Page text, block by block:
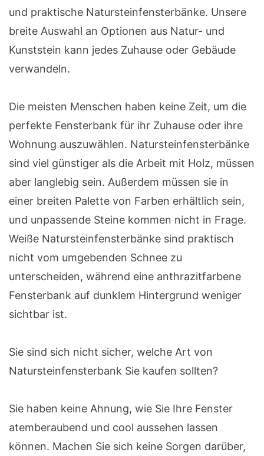
und praktische Natursteinfensterbänke. Unsere
breite Auswahl an Optionen aus Natur- und
Kunststein kann jedes Zuhause oder Gebäude
verwandeln.
Die meisten Menschen haben keine Zeit, um die
perfekte Fensterbank für ihr Zuhause oder ihre
Wohnung auszuwählen. Natursteinfensterbänke
sind viel günstiger als die Arbeit mit Holz, müssen
aber langlebig sein. Außerdem müssen sie in
einer breiten Palette von Farben erhältlich sein,
und unpassende Steine kommen nicht in Frage.
Weiße Natursteinfensterbänke sind praktisch
nicht vom umgebenden Schnee zu
unterscheiden, während eine anthrazitfarbene
Fensterbank auf dunklem Hintergrund weniger
sichtbar ist.
Sie sind sich nicht sicher, welche Art von
Natursteinfensterbank Sie kaufen sollten?
Sie haben keine Ahnung, wie Sie Ihre Fenster
atemberaubend und cool aussehen lassen
können. Machen Sie sich keine Sorgen darüber,